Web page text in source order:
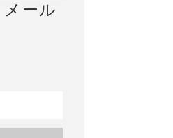
ール